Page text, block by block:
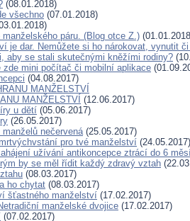
(08.01.2018)
všechno (07.01.2018)
páru. (Blog otce Z.)
je dar. Nemůžete si ho nárokovat, vynutit
aby se stali skutečnými kněžími rodiny?
zde mini počítač či mobilní aplikace
(04.08.2017)
MANŽELSTVÍ
MANŽELSTVÍ (12.06.2017)
u dětí (05.06.2017)
(26.05.2017)
nečervená(25.05.2017)
pro tvé manželství (24.05.2017)
užívání antikoncepce ztrácí do 6
by se měl řídit každý zdravý vztah
(08.03.2017)
ho chytat (08.03.2017)
šťastného manželství (17.02.2017)
manželské dvojice (17.02.2017)
(07.02.2017)